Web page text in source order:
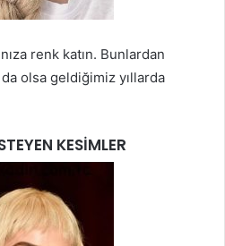
renk katın. Bunlardan
olsa geldiğimiz yıllarda
KESİMLER